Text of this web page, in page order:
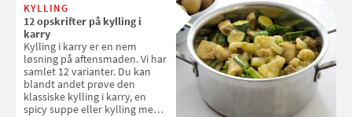
KYLLING
12 opskrifter på kylling i
karry
Kylling i karry er en nem
løsning på aftensmaden. Vi har
samlet 12 varianter. Du kan
blandt andet prøve den
klassiske kylling i karry, en
spicy suppe eller kylling med